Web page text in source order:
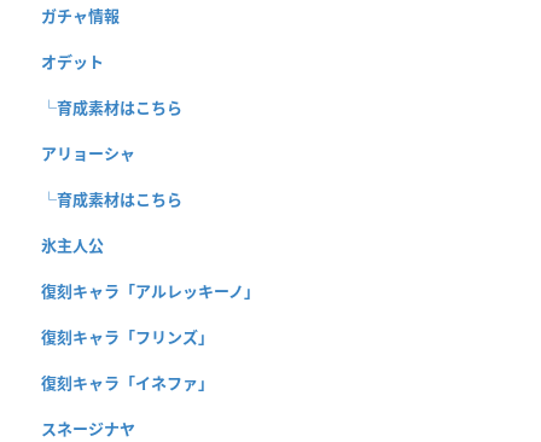
ガチャ情報
オデット
└育成素材はこちら
アリョーシャ
└育成素材はこちら
氷主人公
復刻キャラ「アルレッキーノ」
復刻キャラ「フリンズ」
復刻キャラ「イネファ」
スネージナヤ